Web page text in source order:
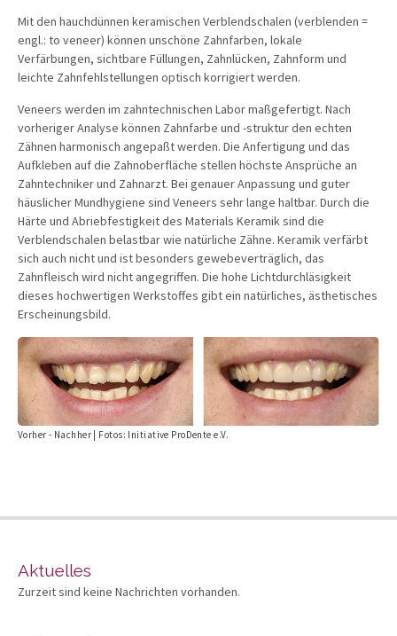
Mit den hauchdünnen keramischen Verblendschalen (verblenden =
engl.: to veneer) können unschöne Zahnfarben, lokale
Verfärbungen, sichtbare Füllungen, Zahnlücken, Zahnform und
leichte Zahnfehlstellungen optisch korrigiert werden.
Veneers werden im zahntechnischen Labor maßgefertigt. Nach
vorheriger Analyse können Zahnfarbe und -struktur den echten
Zähnen harmonisch angepaßt werden. Die Anfertigung und das
Aufkleben auf die Zahnoberfläche stellen höchste Ansprüche an
Zahntechniker und Zahnarzt. Bei genauer Anpassung und guter
häuslicher Mundhygiene sind Veneers sehr lange haltbar. Durch die
Härte und Abriebfestigkeit des Materials Keramik sind die
Verblendschalen belastbar wie natürliche Zähne. Keramik verfärbt
sich auch nicht und ist besonders gewebeverträglich, das
Zahnfleisch wird nicht angegriffen. Die hohe Lichtdurchläsigkeit
dieses hochwertigen Werkstoffes gibt ein natürliches, ästhetisches
Erscheinungsbild.
Vorher - Nachher | Fotos: Initiative ProDente e.V.
Aktuelles
Zurzeit sind keine Nachrichten vorhanden.